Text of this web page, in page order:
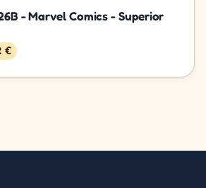
- Marvel Comics - Superior
€